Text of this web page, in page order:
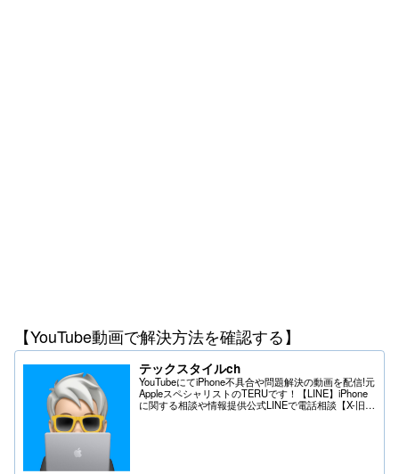
【YouTube動画で解決方法を確認する】
テックスタイルch
YouTubeにてiPhone不具合や問題解決の動画を配信!元
AppleスペシャリストのTERUです！【LINE】iPhone
に関する相談や情報提供公式LINEで電話相談【X-旧